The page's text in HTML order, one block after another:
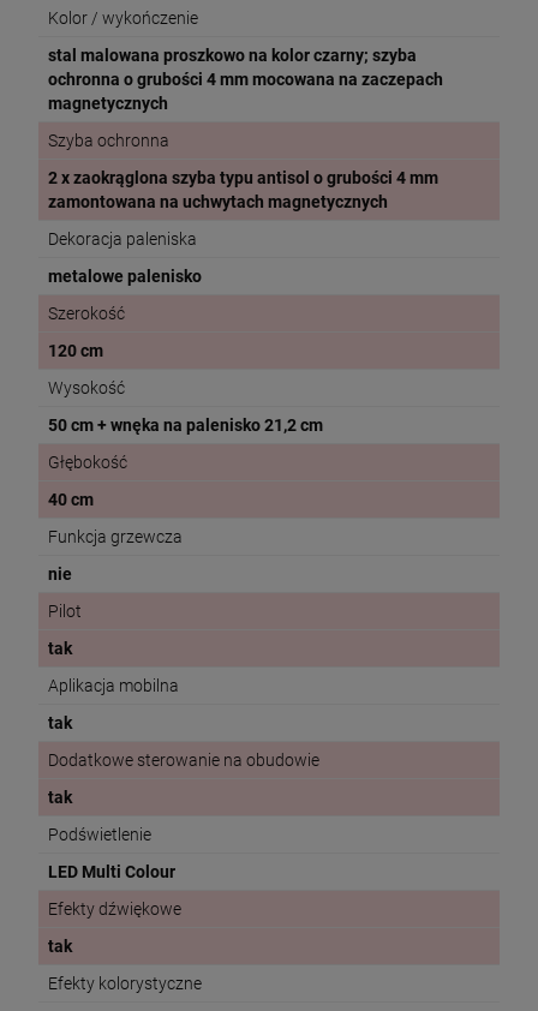
Kolor / wykończenie
stal malowana proszkowo na kolor czarny; szyba
ochronna o grubości 4 mm mocowana na zaczepach
magnetycznych
Szyba ochronna
2 x zaokrąglona szyba typu antisol o grubości 4 mm
zamontowana na uchwytach magnetycznych
Dekoracja paleniska
metalowe palenisko
Szerokość
120 cm
Wysokość
50 cm + wnęka na palenisko 21,2 cm
Głębokość
40 cm
Funkcja grzewcza
nie
Pilot
tak
Aplikacja mobilna
tak
Dodatkowe sterowanie na obudowie
tak
Podświetlenie
LED Multi Colour
Efekty dźwiękowe
tak
Efekty kolorystyczne